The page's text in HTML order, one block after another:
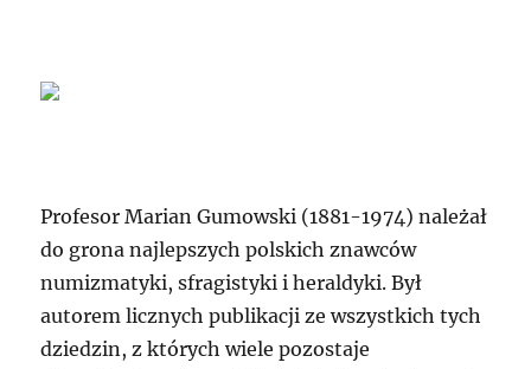
Profesor Marian Gumowski (1881-1974) należał
do grona najlepszych polskich znawców
numizmatyki, sfragistyki i heraldyki. Był
autorem licznych publikacji ze wszystkich tych
dziedzin, z których wiele pozostaje